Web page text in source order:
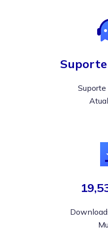
Suporte